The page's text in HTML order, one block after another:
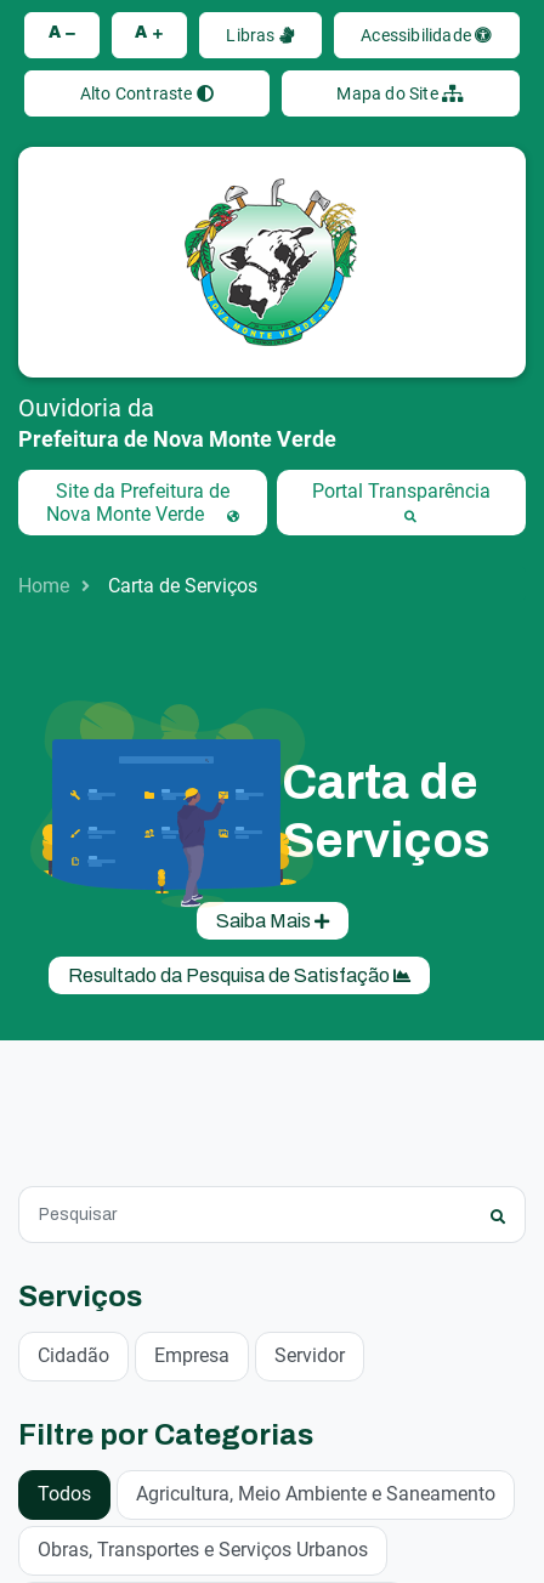
A A Libras Acessibilidade
Alto Contraste Mapa do Site
Ouvidoria da
Prefeitura de Nova Monte Verde
Site da Prefeitura de
Nova Monte Verde
Portal Transparência
Home Carta de Serviços
Carta de
Serviços
Saiba Mais
Resultado da Pesquisa de Satisfação
Serviços
Cidadão Empresa Servidor
Filtre por Categorias
Todos Agricultura, Meio Ambiente e Saneamento
Obras, Transportes e Serviços Urbanos